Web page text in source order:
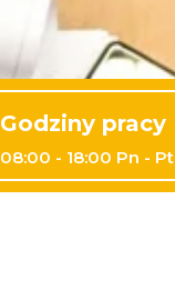
Godziny pracy
08:00 - 18:00 Pn - Pt